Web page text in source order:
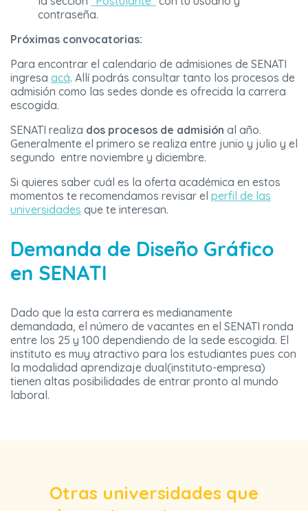
contraseña.
Próximas convocatorias:
Para encontrar el calendario de admisiones de SENATI
ingresa acá. Allí podrás consultar tanto los procesos de
admisión como las sedes donde es ofrecida la carrera
escogida.
SENATI realiza dos procesos de admisión al año.
Generalmente el primero se realiza entre junio y julio y el
segundo entre noviembre y diciembre.
Si quieres saber cuál es la oferta académica en estos
momentos te recomendamos revisar el perfil de las
universidades que te interesan.
Demanda de Diseño Gráfico
en SENATI
Dado que la esta carrera es medianamente
demandada, el número de vacantes en el SENATI ronda
entre los 25 y 100 dependiendo de la sede escogida. El
instituto es muy atractivo para los estudiantes pues con
la modalidad aprendizaje dual(instituto-empresa)
tienen altas posibilidades de entrar pronto al mundo
laboral.
Otras universidades que